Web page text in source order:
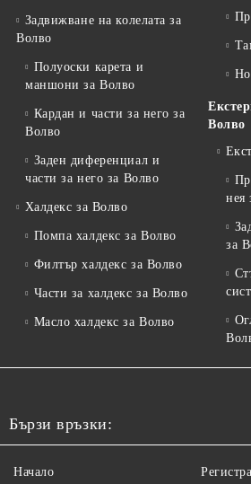
Задвижване на колелата за
Волво
Полуоски карета и
маншони за Волво
Кардан и части за него за
Волво
Заден диференциал и
части за него за Волво
Халдекс за Волво
Помпа халдекс за Волво
Филтър халдекс за Волво
Части за халдекс за Волво
Масло халдекс за Волво
Волво
нея
за
Бързи връзки:
Начало